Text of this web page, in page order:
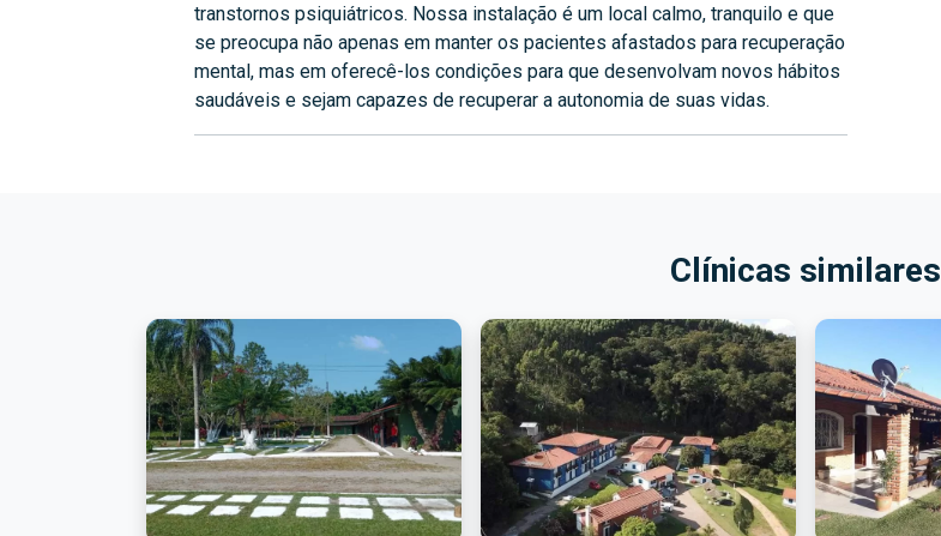
transtornos psiquiátricos. Nossa instalação é um local calmo, tranquilo e que
se preocupa não apenas em manter os pacientes afastados para recuperação
mental, mas em oferecê-los condições para que desenvolvam novos hábitos
saudáveis e sejam capazes de recuperar a autonomia de suas vidas.
Clínicas similares